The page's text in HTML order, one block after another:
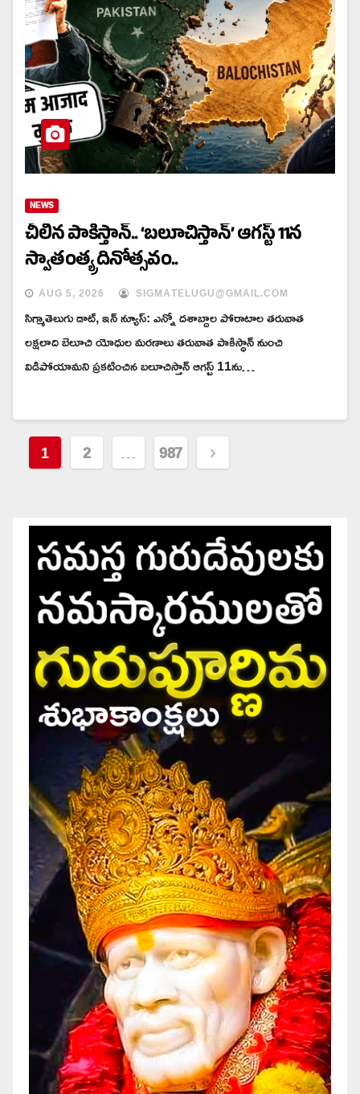
NEWS
చీలిన పాకిస్తాన్.. ‘బలూచిస్తాన్’ ఆగస్ట్ 11న
స్వాతంత్య్ర దినోత్సవం..
AUG 5, 2026 SIGMATELUGU@GMAIL.COM
సిగ్మాతెలుగు డాట్, ఇన్ న్యూస్: ఎన్నో దశాబ్దాల పోరాటాల తరువాత
లక్షలాది బెలూచి యోధుల మరణాలు తరువాత పాకిస్థాన్ నుంచి
విడిపోయామని ప్రకటించిన బలూచిస్తాన్ ఆగస్ట్ 11ను…
Posts
1 2 … 987